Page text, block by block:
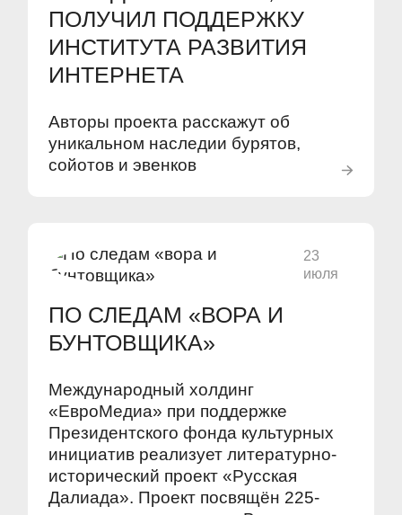
ПОЛУЧИЛ ПОДДЕРЖКУ
ИНСТИТУТА РАЗВИТИЯ
ИНТЕРНЕТА
Авторы проекта расскажут об
уникальном наследии бурятов,
сойотов и эвенков
23
июля
ПО СЛЕДАМ «ВОРА И
БУНТОВЩИКА»
Международный холдинг
«ЕвроМедиа» при поддержке
Президентского фонда культурных
инициатив реализует литературно-
исторический проект «Русская
Далиада». Проект посвящён 225-